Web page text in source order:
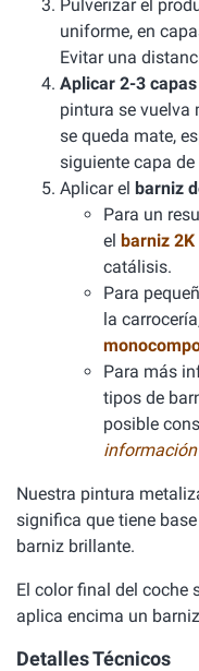
Pulverizar el
uniforme, en
Evitar una
Aplicar 2-3 capas
pintura se vuelva
se queda mate,
siguiente capa de
Aplicar el barniz
Para un
el barniz
catálisis.
Para
la
Para más
tipos de
posible
Nuestra pintura
significa que tiene
barniz brillante.
El color final del coche
aplica encima un
Detalles Técnicos